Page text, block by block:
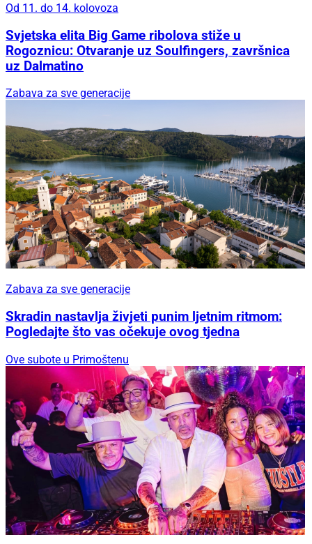
Od 11. do 14. kolovoza
Svjetska elita Big Game ribolova stiže u
Rogoznicu: Otvaranje uz Soulfingers, završnica
uz Dalmatino
Zabava za sve generacije
Zabava za sve generacije
Skradin nastavlja živjeti punim ljetnim ritmom:
Pogledajte što vas očekuje ovog tjedna
Ove subote u Primoštenu